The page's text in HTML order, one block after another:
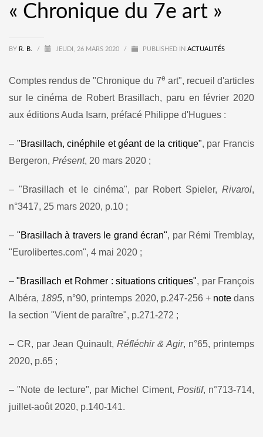
« Chronique du 7e art »
BY R. B. / JEUDI, 26 MARS 2020 / PUBLISHED IN ACTUALITÉS
Comptes rendus de "Chronique du 7e art", recueil d'articles
sur le cinéma de Robert Brasillach, paru en février 2020
aux éditions Auda Isarn, préfacé Philippe d'Hugues :
– "Brasillach, cinéphile et géant de la critique", par Francis
Bergeron, Présent, 20 mars 2020 ;
– "Brasillach et le cinéma", par Robert Spieler, Rivarol,
n°3417, 25 mars 2020, p.10 ;
– "Brasillach à travers le grand écran", par Rémi Tremblay,
"Eurolibertes.com", 4 mai 2020 ;
–"Brasillach et Rohmer : situations critiques", par François
Albéra, 1895, n°90, printemps 2020, p.247-256 + notedans
la section "Vient de paraître", p.271-272 ;
– CR, par Jean Quinault, Réfléchir & Agir, n°65, printemps
2020, p.65 ;
– "Note de lecture", par Michel Ciment, Positif, n°713-714,
juillet-août 2020, p.140-141.